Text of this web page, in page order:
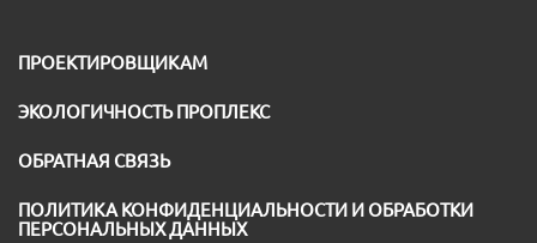
ПРОЕКТИРОВЩИКАМ
ЭКОЛОГИЧНОСТЬ ПРОПЛЕКС
ОБРАТНАЯ СВЯЗЬ
ПОЛИТИКА КОНФИДЕНЦИАЛЬНОСТИ И ОБРАБОТКИ
ПЕРСОНАЛЬНЫХ ДАННЫХ